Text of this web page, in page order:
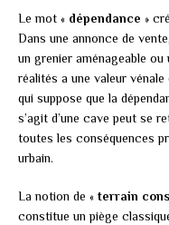
Le mot « dépendance »
Dans une annonce de
un grenier aménageable
réalités a une valeur
qui suppose que la
s’agit d’une cave peut se
toutes les conséquences
urbain.
La notion de « terrain
constitue un piège